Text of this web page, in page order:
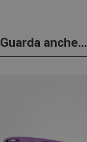
Guarda anche...